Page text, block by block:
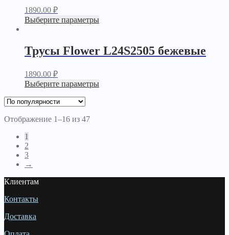
1890.00 ₽
Выберите параметры
Трусы Flower L24S2505 бежевые
1890.00 ₽
Выберите параметры
Отображение 1–16 из 47
1
2
3
→
Клиентам
Контакты
Доставка